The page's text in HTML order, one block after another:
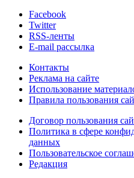
Facebook
Twitter
RSS-ленты
E-mail рассылка
Контакты
Реклама на сайте
Использование
Правила пользования
Договор пользования
Политика в сфере
данных
Пользовательское
Редакция